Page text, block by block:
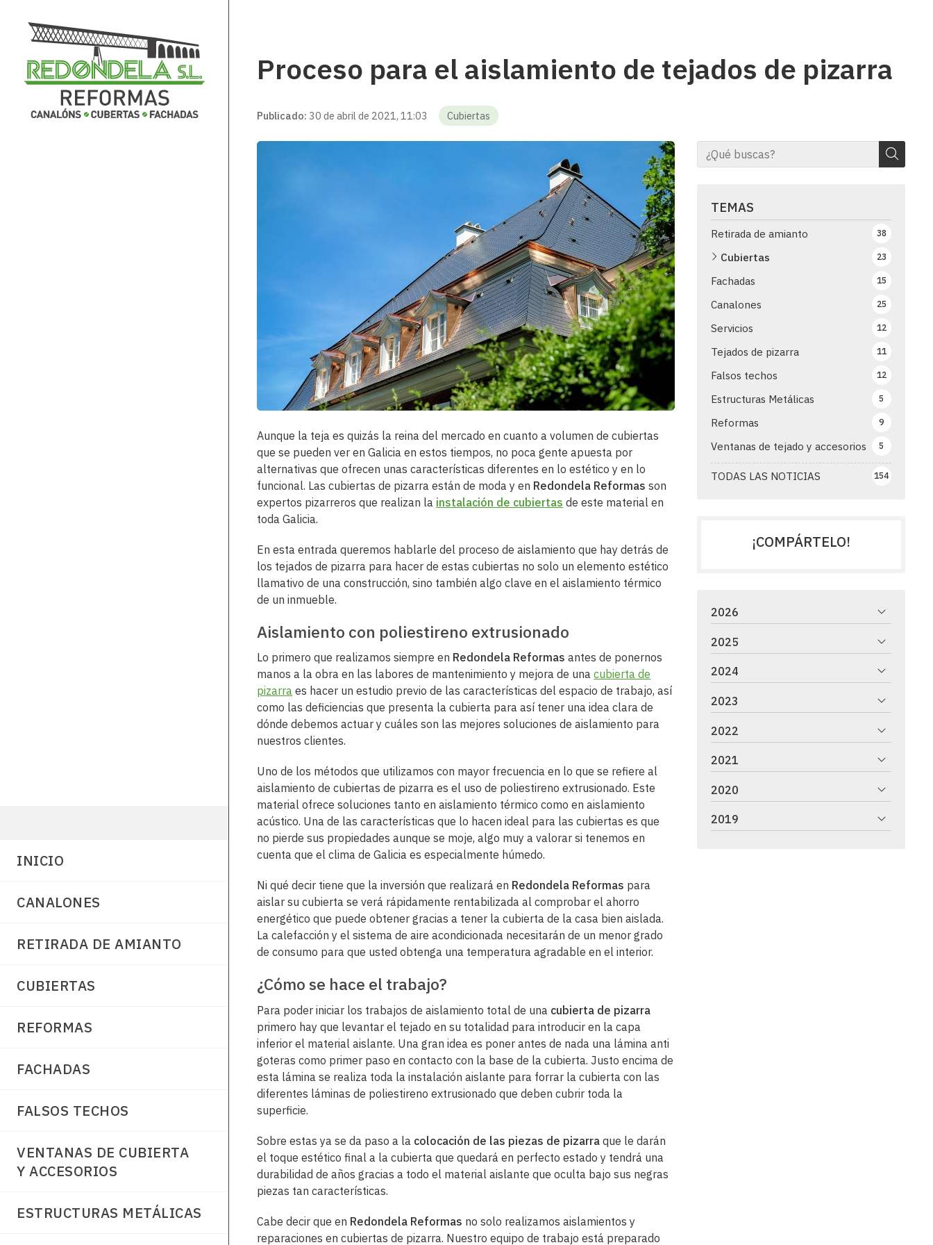
INICIO
CANALONES
RETIRADA DE AMIANTO
CUBIERTAS
REFORMAS
FACHADAS
FALSOS TECHOS
VENTANAS DE CUBIERTA
Y ACCESORIOS
ESTRUCTURAS METÁLICAS
Proceso para el aislamiento de tejados de pizarra
Publicado: 30 de abril de 2021, 11:03 Cubiertas
TEMAS
TODAS LAS NOTICIAS 154
Retirada de amianto 38
Cubiertas 23
Fachadas 15
Canalones 25
Servicios 12
Tejados de pizarra 11
Falsos techos 12
Estructuras Metálicas 5
Reformas 9
Ventanas de tejado y accesorios 5
Aunque la teja es quizás la reina del mercado en cuanto a volumen de cubiertas
que se pueden ver en Galicia en estos tiempos, no poca gente apuesta por
alternativas que ofrecen unas características diferentes en lo estético y en lo
funcional. Las cubiertas de pizarra están de moda y en Redondela Reformas son
expertos pizarreros que realizan la instalación de cubiertas de este material en
toda Galicia.
En esta entrada queremos hablarle del proceso de aislamiento que hay detrás de
los tejados de pizarra para hacer de estas cubiertas no solo un elemento estético
llamativo de una construcción, sino también algo clave en el aislamiento térmico
de un inmueble.
Aislamiento con poliestireno extrusionado
Lo primero que realizamos siempre en Redondela Reformas antes de ponernos
manos a la obra en las labores de mantenimiento y mejora de unacubierta de
pizarra es hacer un estudio previo de las características del espacio de trabajo, así
como las deficiencias que presenta la cubierta para así tener una idea clara de
dónde debemos actuar y cuáles son las mejores soluciones de aislamiento para
nuestros clientes.
Uno de los métodos que utilizamos con mayor frecuencia en lo que se refiere al
aislamiento de cubiertas de pizarra es el uso de poliestireno extrusionado. Este
material ofrece soluciones tanto en aislamiento térmico como en aislamiento
acústico. Una de las características que lo hacen ideal para las cubiertas es que
no pierde sus propiedades aunque se moje, algo muy a valorar si tenemos en
cuenta que el clima de Galicia es especialmente húmedo.
Ni qué decir tiene que la inversión que realizará en Redondela Reformas para
aislar su cubierta se verá rápidamente rentabilizada al comprobar el ahorro
energético que puede obtener gracias a tener la cubierta de la casa bien aislada.
La calefacción y el sistema de aire acondicionada necesitarán de un menor grado
de consumo para que usted obtenga una temperatura agradable en el interior.
¿Cómo se hace el trabajo?
Para poder iniciar los trabajos de aislamiento total de una cubierta de pizarra
primero hay que levantar el tejado en su totalidad para introducir en la capa
inferior el material aislante. Una gran idea es poner antes de nada una lámina anti
goteras como primer paso en contacto con la base de la cubierta. Justo encima de
esta lámina se realiza toda la instalación aislante para forrar la cubierta con las
diferentes láminas de poliestireno extrusionado que deben cubrir toda la
superficie.
Sobre estas ya se da paso a la colocación de las piezas de pizarra que le darán
el toque estético final a la cubierta que quedará en perfecto estado y tendrá una
durabilidad de años gracias a todo el material aislante que oculta bajo sus negras
piezas tan características.
Cabe decir que en Redondela Reformas no solo realizamos aislamientos y
reparaciones en cubiertas de pizarra. Nuestro equipo de trabajo está preparado
¡COMPÁRTELO!
2026
2025
2024
2023
2022
2021
2020
2019